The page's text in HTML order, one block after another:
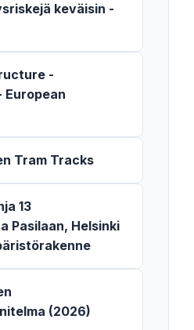
keväisin -
-
European
Tram Tracks
13
Pasilaan, Helsinki
(2026)